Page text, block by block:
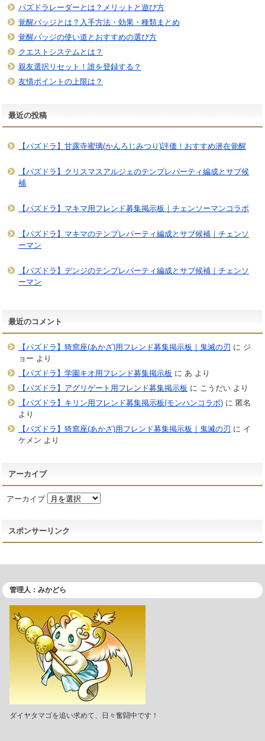
パズドラレーダーとは？メリットと遊び方
覚醒バッジとは？入手方法・効果・種類まとめ
覚醒バッジの使い道とおすすめの選び方
クエストシステムとは？
親友選択リセット！誰を登録する？
友情ポイントの上限は？
最近の投稿
【パズドラ】甘露寺蜜璃(かんろじみつり)評価！おすすめ潜在覚醒
【パズドラ】クリスマスアルジェのテンプレパーティ編成とサブ候
補
【パズドラ】マキマ用フレンド募集掲示板｜チェンソーマンコラボ
【パズドラ】マキマのテンプレパーティ編成とサブ候補｜チェンソ
ーマン
【パズドラ】デンジのテンプレパーティ編成とサブ候補｜チェンソ
ーマン
最近のコメント
【パズドラ】猗窩座(あかざ)用フレンド募集掲示板｜鬼滅の刃 に ジ
ョー より
【パズドラ】学園キオ用フレンド募集掲示板 に あ より
【パズドラ】アグリゲート用フレンド募集掲示板 に こうだいより
【パズドラ】キリン用フレンド募集掲示板(モンハンコラボ)に 匿名
より
【パズドラ】猗窩座(あかざ)用フレンド募集掲示板｜鬼滅の刃 に イ
ケメン より
アーカイブ
アーカイブ
スポンサーリンク
管理人：みかどら
ダイヤタマゴを追い求めて、日々奮闘中です！